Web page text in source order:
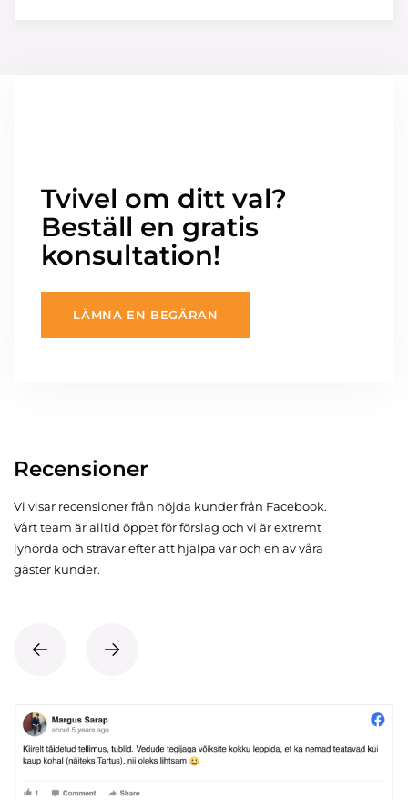
Tvivel om ditt val?
Beställ en gratis
konsultation!
LÄMNA EN BEGÄRAN
Recensioner
Vi visar recensioner från nöjda kunder från Facebook.
Vårt team är alltid öppet för förslag och vi är extremt
lyhörda och strävar efter att hjälpa var och en av våra
gäster kunder.